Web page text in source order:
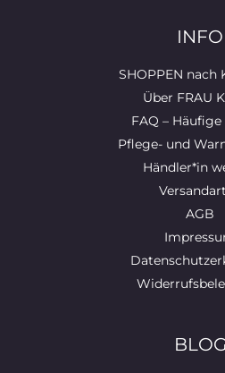
INFO
SHOPPEN nach
Über FRAU
FAQ –
Pflege- und
Händler*in
AGB
BLOG